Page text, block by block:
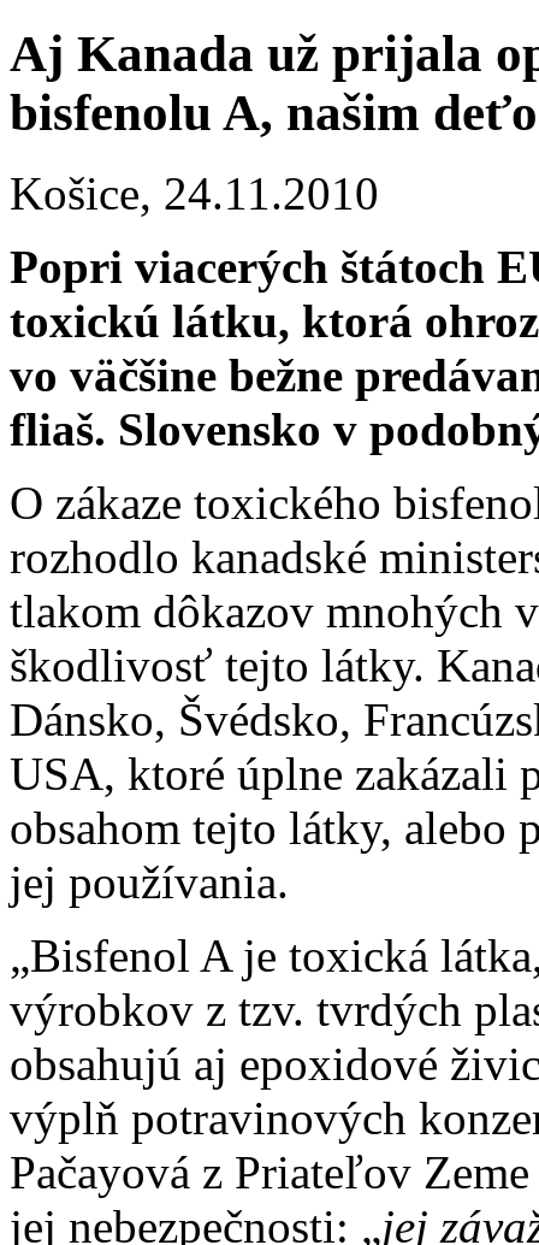
Aj Kanada už prijala
bisfenolu A, našim
Košice, 24.11.2010
Popri viacerých štátoch
toxickú látku, ktorá
vo väčšine bežne
fliaš. Slovensko v
O zákaze toxického
rozhodlo kanadské
tlakom dôkazov mnohých
škodlivosť tejto látky.
Dánsko, Švédsko,
USA, ktoré úplne zakázali
obsahom tejto látky, alebo
jej používania.
„Bisfenol A je toxická
výrobkov z tzv. tvrdých
obsahujú aj epoxidové
výplň potravinových
Pačayová z Priateľov
jej nebezpečnosti: „jej